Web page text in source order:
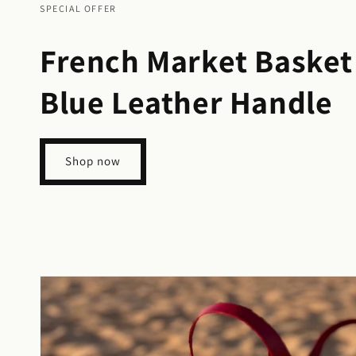
SPECIAL OFFER
French Market
Blue Leather Handle
Shop now